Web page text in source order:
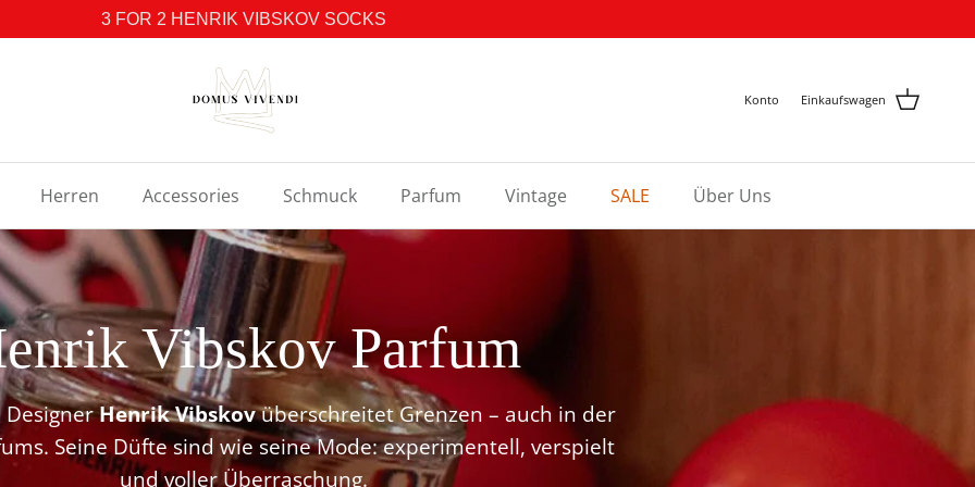
3 FOR 2 HENRIK VIBSKOV SOCKS
Konto Einkaufswagen
Herren Accessories Schmuck Parfum Vintage SALE Über Uns
Vibskov Parfum
DesignerHenrik Vibskovüberschreitet Grenzen – auch in der
Seine Düfte sind wie seine Mode: experimentell, verspielt
und voller Überraschung.